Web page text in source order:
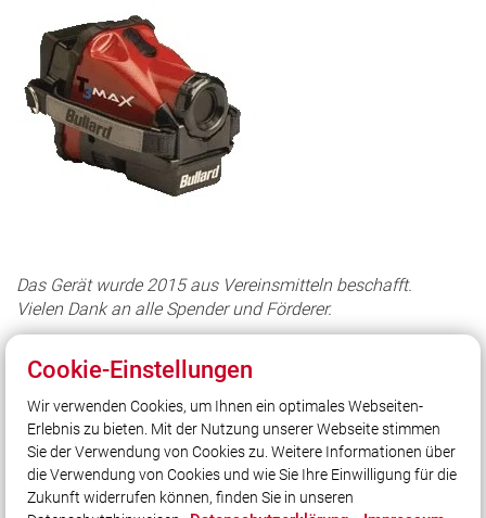
Das Gerät wurde 2015 aus Vereinsmitteln beschafft.
Vielen Dank an alle Spender und Förderer.
Unser Leitsatz
Retten – Löschen – Bergen – Schützen
Cookie-Einstellungen
Wir verwenden Cookies, um Ihnen ein optimales Webseiten-
Erlebnis zu bieten. Mit der Nutzung unserer Webseite stimmen
Sie der Verwendung von Cookies zu. Weitere Informationen über
die Verwendung von Cookies und wie Sie Ihre Einwilligung für die
Zukunft widerrufen können, finden Sie in unseren